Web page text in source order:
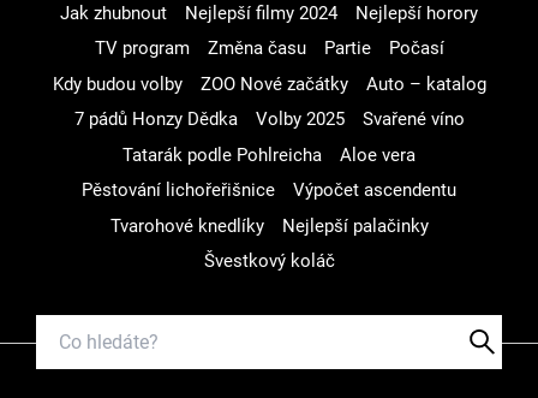
Jak zhubnout Nejlepší filmy 2024
Nejlepší horory
TV program
Změna času Partie
Počasí
Kdy budou volby
ZOO Nové začátky
Auto – katalog
7 pádů Honzy Dědka
Volby 2025
Svařené víno
Tatarák podle Pohlreicha
Aloe vera
Pěstování lichořeřišnice
Výpočet ascendentu
Tvarohové knedlíky
Nejlepší palačinky
Švestkový koláč